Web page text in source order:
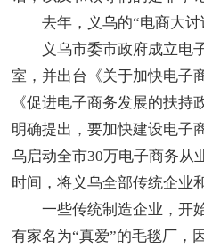
去年，义乌的“电商大讨
义乌市委市政府成立电
室，并出台《关于加快电子
《促进电子商务发展的扶持
明确提出，要加快建设电子
乌启动全市30万电子商务从
时间，将义乌全部传统企业
一些传统制造企业，开始
有家名为“真爱”的毛毯厂，